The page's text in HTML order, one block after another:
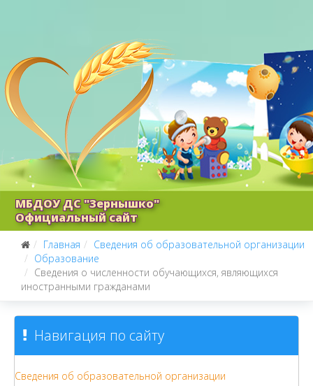
МБДОУ ДС "Зернышко"
Официальный сайт
Главная
Сведения об образовательной организации
Образование
Сведения о численности обучающихся, являющихся
иностранными гражданами
Навигация по сайту
Сведения об образовательной организации